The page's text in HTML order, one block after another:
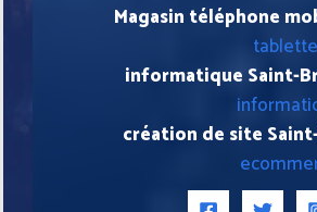
Magasin téléphone
informatique Saint-
création de site